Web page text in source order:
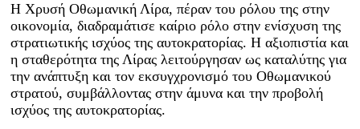
Η Χρυσή Οθωμανική Λίρα, πέραν του ρόλου της στην
οικονομία, διαδραμάτισε καίριο ρόλο στην ενίσχυση της
στρατιωτικής ισχύος της αυτοκρατορίας. Η αξιοπιστία και
η σταθερότητα της Λίρας λειτούργησαν ως καταλύτης για
την ανάπτυξη και τον εκσυγχρονισμό του Οθωμανικού
στρατού, συμβάλλοντας στην άμυνα και την προβολή
ισχύος της αυτοκρατορίας.